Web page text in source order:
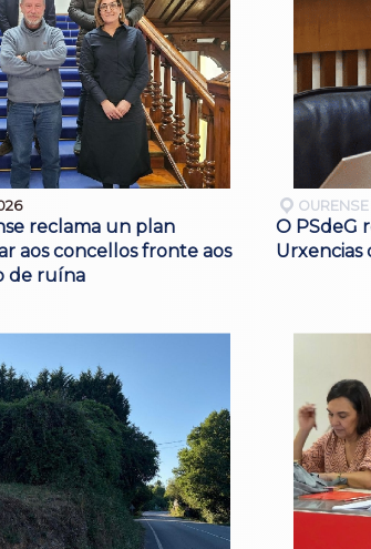
reclama un plan
aos concellos fronte aos
de ruína
OURENSE
O PSdeG
Urxencias